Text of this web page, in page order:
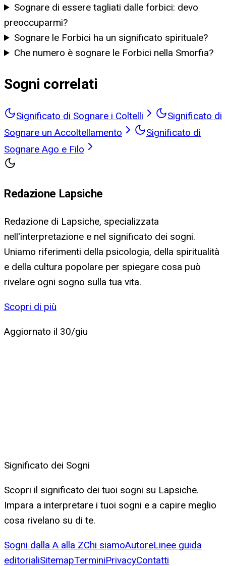
Sognare di essere tagliati dalle forbici: devo
preoccuparmi?
Sognare le Forbici ha un significato spirituale?
Che numero è sognare le Forbici nella Smorfia?
Sogni correlati
Significato di Sognare i Coltelli
Significato di
Sognare un Accoltellamento
Significato di
Sognare Ago e Filo
Redazione Lapsiche
Redazione di Lapsiche, specializzata
nell'interpretazione e nel significato dei sogni.
Uniamo riferimenti della psicologia, della spiritualità
e della cultura popolare per spiegare cosa può
rivelare ogni sogno sulla tua vita.
Scopri di più
Aggiornato il 30/giu
Significato dei Sogni
Scopri il significato dei tuoi sogni su Lapsiche.
Impara a interpretare i tuoi sogni e a capire meglio
cosa rivelano su di te.
Sogni dalla A alla ZChi siamoAutoreLinee guida
editorialiSitemapTerminiPrivacyContatti